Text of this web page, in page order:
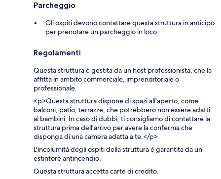
Parcheggio
Gli ospiti devono contattare questa struttura in anticipo
per prenotare un parcheggio in loco.
Regolamenti
Questa struttura è gestita da un host professionista, che la
affitta in ambito commerciale, imprenditoriale o
professionale.
<p>Questa struttura dispone di spazi all'aperto, come
balconi, patio, terrazze, che potrebbero non essere adatti
ai bambini. In caso di dubbi, ti consigliamo di contattare la
struttura prima dell'arrivo per avere la conferma che
disponga di una camera adatta a te.</p>
L'incolumità degli ospiti della struttura è garantita da un
estintore antincendio.
Questa struttura accetta carte di credito.